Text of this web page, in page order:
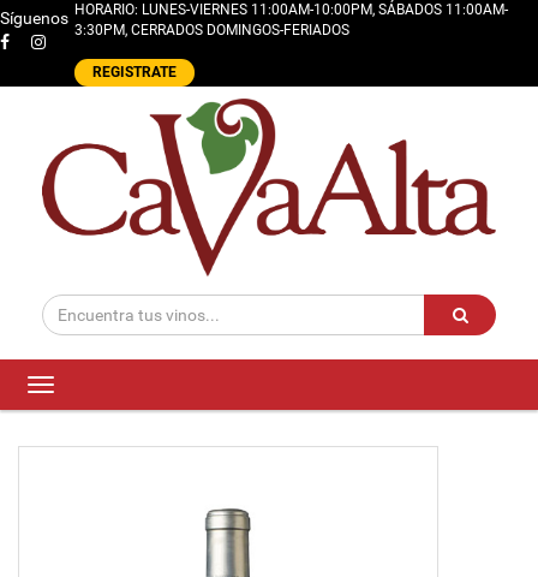
Síguenos HORARIO: LUNES-VIERNES 11:00AM-10:00PM, SÁBADOS 11:00AM-
3:30PM, CERRADOS DOMINGOS-FERIADOS
REGISTRATE
Toggle
navigation